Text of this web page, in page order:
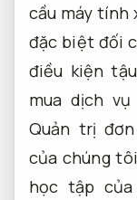
cầu máy tính
đặc biệt đối
điều kiện
mua dịch
Quản trị
của chúng
học tập của